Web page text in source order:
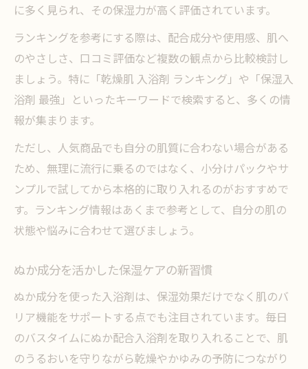
に多く見られ、その保湿力が高く評価されています。
ランキングを参考にする際は、配合成分や使用感、肌へ
のやさしさ、口コミ評価など複数の観点から比較検討し
ましょう。特に「乾燥肌 入浴剤 ランキング」や「保湿入
浴剤 最強」といったキーワードで検索すると、多くの情
報が集まります。
ただし、人気商品でも自分の肌質に合わない場合がある
ため、無理に流行に乗るのではなく、小分けパックやサ
ンプルで試してから本格的に取り入れるのがおすすめで
す。ランキング情報はあくまで参考として、自分の肌の
状態や悩みに合わせて選びましょう。
ぬか成分を活かした保湿ケアの新習慣
ぬか成分を使った入浴剤は、保湿効果だけでなく肌のバ
リア機能をサポートする点でも注目されています。毎日
のバスタイムにぬか配合入浴剤を取り入れることで、肌
のうるおいを守りながら乾燥やかゆみの予防につながり